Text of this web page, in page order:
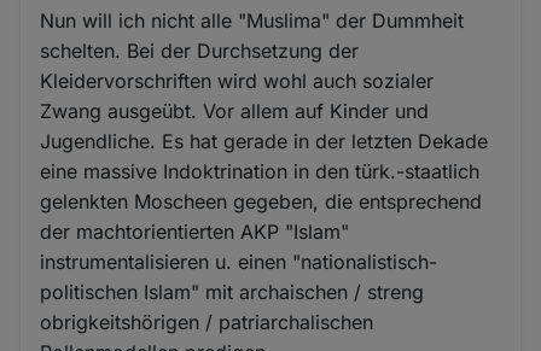
Nun will ich nicht alle "Muslima" der Dummheit
schelten. Bei der Durchsetzung der
Kleidervorschriften wird wohl auch sozialer
Zwang ausgeübt. Vor allem auf Kinder und
Jugendliche. Es hat gerade in der letzten Dekade
eine massive Indoktrination in den türk.-staatlich
gelenkten Moscheen gegeben, die entsprechend
der machtorientierten AKP "Islam"
instrumentalisieren u. einen "nationalistisch-
politischen Islam" mit archaischen / streng
obrigkeitshörigen / patriarchalischen